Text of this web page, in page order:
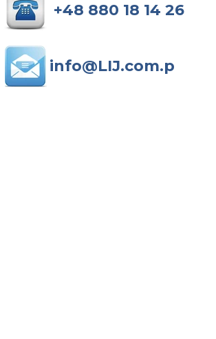
info@LIJ.com.pl
+48 880 18 14 26